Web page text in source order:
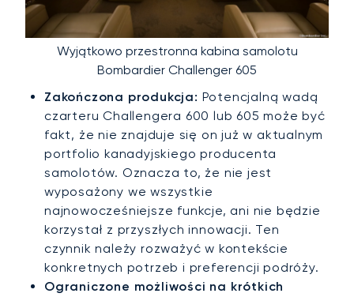
Wyjątkowo przestronna kabina samolotu
Bombardier Challenger 605
Zakończona produkcja: Potencjalną wadą
czarteru Challengera 600 lub 605 może być
fakt, że nie znajduje się on już w aktualnym
portfolio kanadyjskiego producenta
samolotów. Oznacza to, że nie jest
wyposażony we wszystkie
najnowocześniejsze funkcje, ani nie będzie
korzystał z przyszłych innowacji. Ten
czynnik należy rozważyć w kontekście
konkretnych potrzeb i preferencji podróży.
Ograniczone możliwości na krótkich